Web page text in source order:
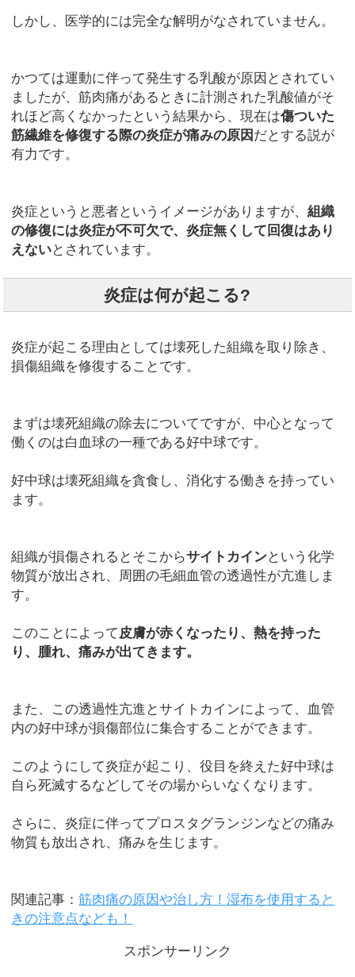
しかし、医学的には完全な解明がなされていません。
かつては運動に伴って発生する乳酸が原因とされてい
ましたが、筋肉痛があるときに計測された乳酸値がそ
れほど高くなかったという結果から、現在は傷ついた
筋繊維を修復する際の炎症が痛みの原因 だとする説が
有力です。
炎症というと悪者というイメージがありますが、組織
の修復には炎症が不可欠で、炎症無くして回復はあり
えないとされています。
炎症は何が起こる?
炎症が起こる理由としては壊死した組織を取り除き、
損傷組織を修復することです。
まずは壊死組織の除去についてですが、中心となって
働くのは白血球の一種である好中球です。
好中球は壊死組織を貪食し、消化する働きを持ってい
ます。
組織が損傷されるとそこからサイトカインという化学
物質が放出され、周囲の毛細血管の透過性が亢進しま
す。
このことによって 皮膚が赤くなったり、熱を持った
り、腫れ、痛みが出てきます。
また、この透過性亢進とサイトカインによって、血管
内の好中球が損傷部位に集合することができます。
このようにして炎症が起こり、役目を終えた好中球は
自ら死滅するなどしてその場からいなくなります。
さらに、炎症に伴ってプロスタグランジンなどの痛み
物質も放出され、痛みを生じます。
関連記事：筋肉痛の原因や治し方！湿布を使用すると
きの注意点なども！
スポンサーリンク